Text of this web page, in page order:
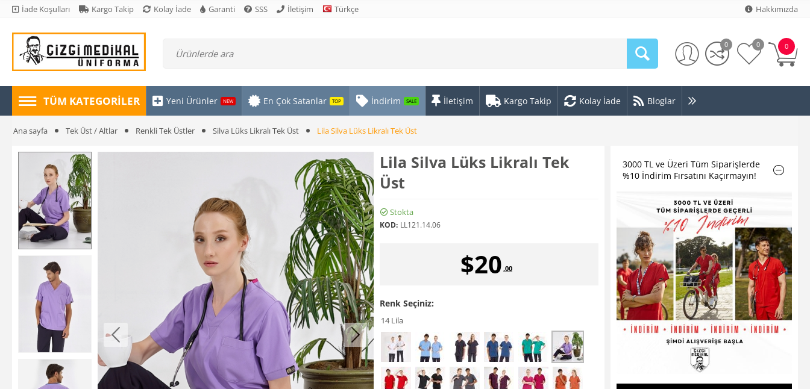
İade Koşulları Kargo Takip Kolay İade Garanti SSS İletişim Türkçe Hakkımızda
0
0 0
TÜM KATEGORILER Yeni Ürünler NEW En Çok Satanlar TOP İndirim SALE İletişim Kargo Takip Kolay İade Bloglar
Ana sayfa Tek Üst / Altlar Renkli Tek Üstler Silva Lüks Likralı Tek Üst Lila Silva Lüks Likralı Tek Üst
Lila Silva Lüks Likralı Tek
Üst
Stokta
KOD: LL121.14.06
$20 .00
Renk Seçiniz:
14 Lila
3000 TL ve Üzeri Tüm Siparişlerde
%10 İndirim Fırsatını Kaçırmayın!